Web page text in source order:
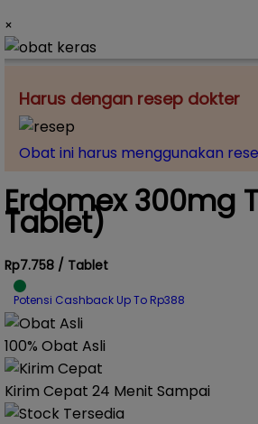
×
Harus dengan resep dokter
Obat ini harus menggunakan
Erdomex 300mg
Tablet)
Rp7.758 / Tablet
Potensi Cashback Up To Rp388
100% Obat Asli
Kirim Cepat 24 Menit Sampai